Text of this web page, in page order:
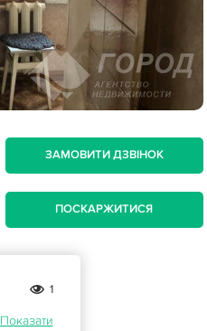
ЗАМОВИТИ ДЗВІНОК
ПОСКАРЖИТИСЯ
1
Показати